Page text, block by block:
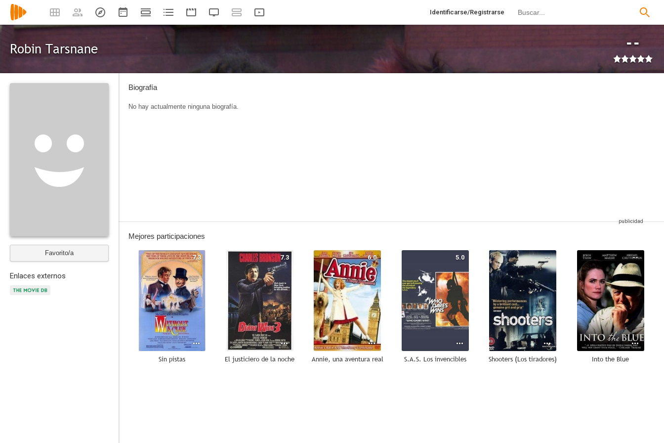
Identificarse/Registrarse
Robin Tarsnane --
Favorito/a
Enlaces externos
Biografía
No hay actualmente ninguna biografía.
Mejores participaciones
7.3
Sin pistas
7.3
El justiciero de la noche
6.0
Annie, una aventura real
5.0
S.A.S. Los invencibles
--
Shooters (Los tiradores)
--
Into the Blue